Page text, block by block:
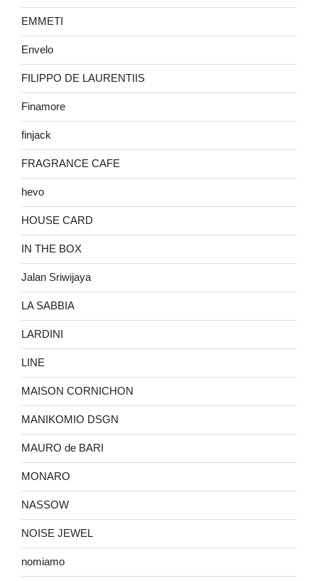
EMMETI
Envelo
FILIPPO DE LAURENTIIS
Finamore
finjack
FRAGRANCE CAFE
hevo
HOUSE CARD
IN THE BOX
Jalan Sriwijaya
LA SABBIA
LARDINI
LINE
MAISON CORNICHON
MANIKOMIO DSGN
MAURO de BARI
MONARO
NASSOW
NOISE JEWEL
nomiamo